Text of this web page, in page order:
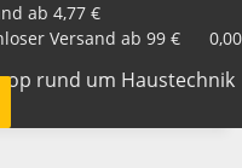
ab 4,77 €
Versand ab 99 €